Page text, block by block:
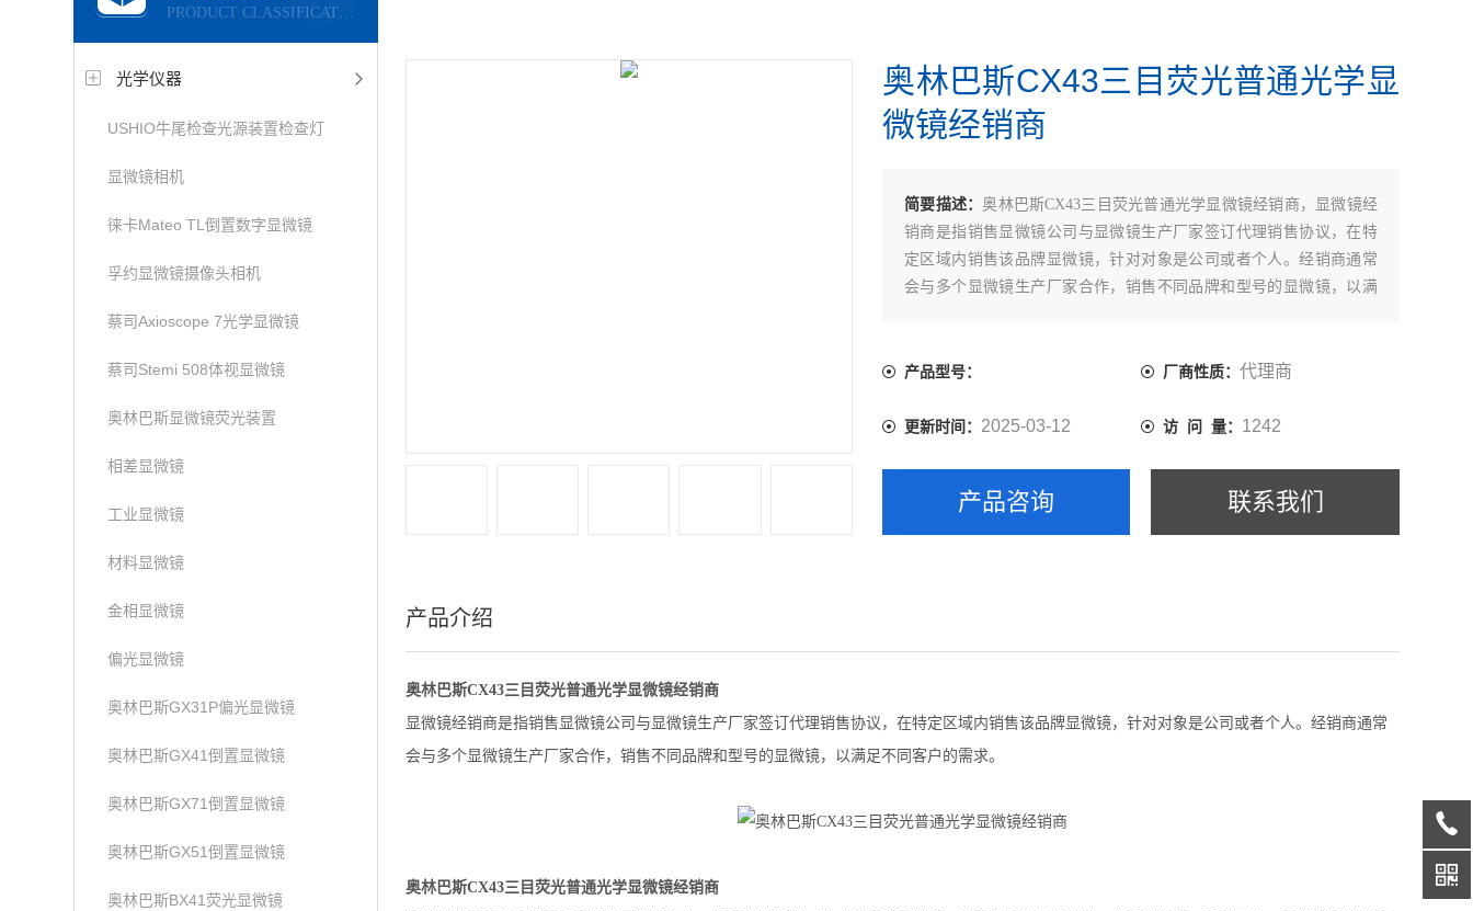
PRODUCT CLASSIFICATION
光学仪器
USHIO牛尾检查光源装置检查灯
显微镜相机
徕卡Mateo TL倒置数字显微镜
孚约显微镜摄像头相机
蔡司Axioscope 7光学显微镜
蔡司Stemi 508体视显微镜
奥林巴斯显微镜荧光装置
相差显微镜
工业显微镜
材料显微镜
金相显微镜
偏光显微镜
奥林巴斯GX31P偏光显微镜
奥林巴斯GX41倒置显微镜
奥林巴斯GX71倒置显微镜
奥林巴斯GX51倒置显微镜
奥林巴斯BX41荧光显微镜
奥林巴斯CX43三目荧光普通光学显
微镜经销商
简要描述： 奥林巴斯CX43三目荧光普通光学显微镜经销商，显微镜经
销商是指销售显微镜公司与显微镜生产厂家签订代理销售协议，在特
定区域内销售该品牌显微镜，针对对象是公司或者个人。经销商通常
会与多个显微镜生产厂家合作，销售不同品牌和型号的显微镜，以满
产品型号： 厂商性质： 代理商
更新时间： 2025-03-12 访 问 量： 1242
产品咨询 联系我们
产品介绍
奥林巴斯CX43三目荧光普通光学显微镜经销商
显微镜经销商是指销售显微镜公司与显微镜生产厂家签订代理销售协议，在特定区域内销售该品牌显微镜，针对对象是公司或者个人。经销商通常
会与多个显微镜生产厂家合作，销售不同品牌和型号的显微镜，以满足不同客户的需求。
奥林巴斯CX43三目荧光普通光学显微镜经销商